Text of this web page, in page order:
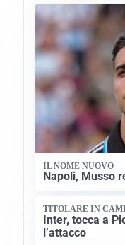
IL NOME NUOVO
Napoli, Musso
TITOLARE IN
Inter, tocca a
l’attacco